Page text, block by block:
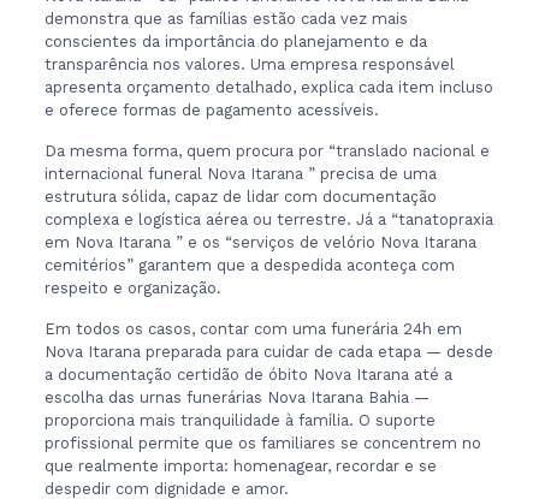
demonstra que as famílias estão cada vez mais
conscientes da importância do planejamento e da
transparência nos valores. Uma empresa responsável
apresenta orçamento detalhado, explica cada item incluso
e oferece formas de pagamento acessíveis.
Da mesma forma, quem procura por “translado nacional e
internacional funeral Nova Itarana ” precisa de uma
estrutura sólida, capaz de lidar com documentação
complexa e logística aérea ou terrestre. Já a “tanatopraxia
em Nova Itarana ” e os “serviços de velório Nova Itarana
cemitérios” garantem que a despedida aconteça com
respeito e organização.
Em todos os casos, contar com uma funerária 24h em
Nova Itarana preparada para cuidar de cada etapa — desde
a documentação certidão de óbito Nova Itarana até a
escolha das urnas funerárias Nova Itarana Bahia —
proporciona mais tranquilidade à família. O suporte
profissional permite que os familiares se concentrem no
que realmente importa: homenagear, recordar e se
despedir com dignidade e amor.